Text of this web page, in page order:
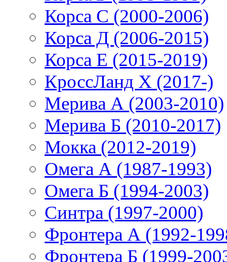
Корса С (2000-2006)
Корса Д (2006-2015)
Корса E (2015-2019)
КроссЛанд X (2017-)
Мерива А (2003-2010)
Мерива Б (2010-2017)
Мокка (2012-2019)
Омега А (1987-1993)
Омега Б (1994-2003)
Синтра (1997-2000)
Фронтера А (1992-
Фронтера Б (1999-